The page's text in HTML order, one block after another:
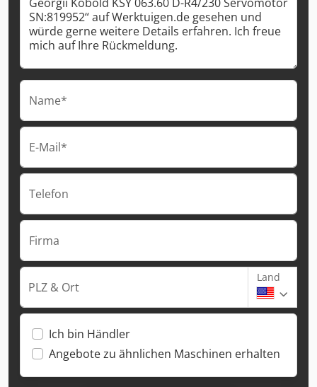
Name*
E-Mail*
Telefon
Firma
PLZ & Ort
Land
Ich bin Händler
Angebote zu ähnlichen Maschinen erhalten